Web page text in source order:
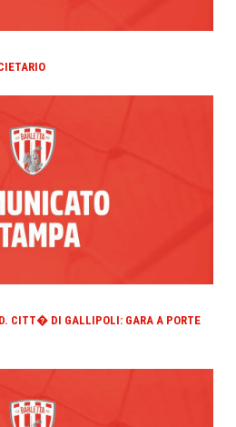
CITT� DI GALLIPOLI: GARA A PORTE